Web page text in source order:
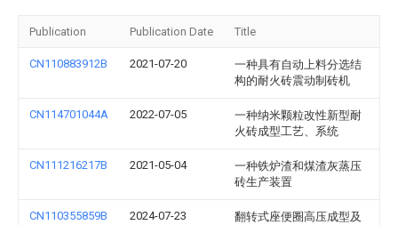
Publication Publication Date Title
CN110883912B 2021-07-20
一种具有自动上料分选结
构的耐火砖震动制砖机
CN114701044A 2022-07-05
一种纳米颗粒改性新型耐
火砖成型工艺、系统
CN111216217B 2021-05-04
一种铁炉渣和煤渣灰蒸压
砖生产装置
CN110355859B 2024-07-23
翻转式座便圈高压成型及